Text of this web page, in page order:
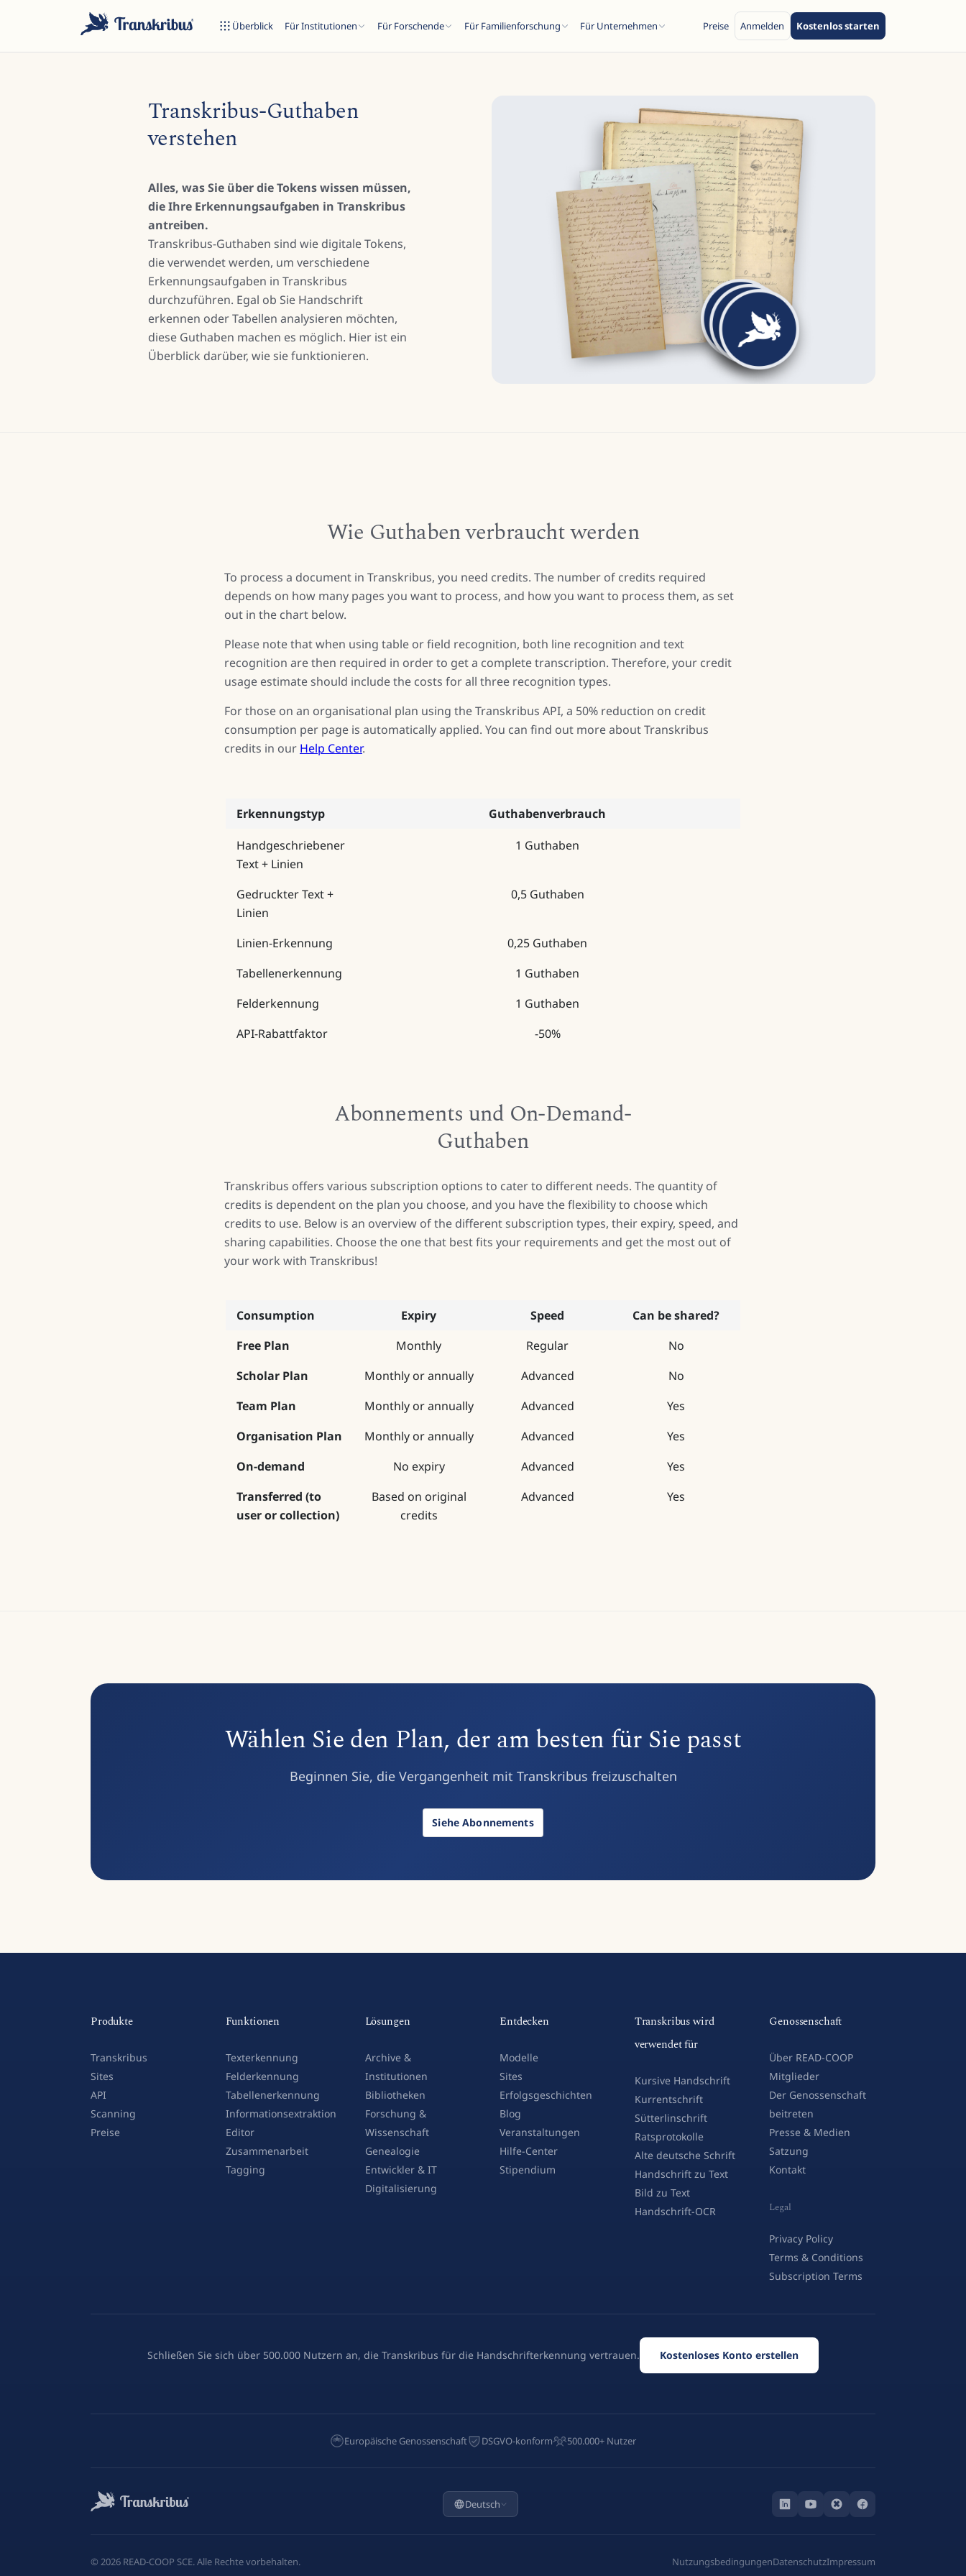
Überblick Für Institutionen Für Forschende Für Familienforschung Für Unternehmen Preise Anmelden Kostenlos starten
Tippen Sie, um in Modellen, Sites und Blog-Beiträgen zu suchen...
Transkribus-Guthaben
verstehen
Alles, was Sie über die Tokens wissen müssen,
die Ihre Erkennungsaufgaben in Transkribus
antreiben.
Transkribus-Guthaben sind wie digitale Tokens,
die verwendet werden, um verschiedene
Erkennungsaufgaben in Transkribus
durchzuführen. Egal ob Sie Handschrift
erkennen oder Tabellen analysieren möchten,
diese Guthaben machen es möglich. Hier ist ein
Überblick darüber, wie sie funktionieren.
Wie Guthaben verbraucht werden
To process a document in Transkribus, you need credits. The number of credits required
depends on how many pages you want to process, and how you want to process them, as set
out in the chart below.
Please note that when using table or field recognition, both line recognition and text
recognition are then required in order to get a complete transcription. Therefore, your credit
usage estimate should include the costs for all three recognition types.
For those on an organisational plan using the Transkribus API, a 50% reduction on credit
consumption per page is automatically applied. You can find out more about Transkribus
credits in our Help Center.
Erkennungstyp
Guthabenverbrauch
Handgeschriebener
Text + Linien
1 Guthaben
Gedruckter Text +
Linien
0,5 Guthaben
Linien-Erkennung
0,25 Guthaben
Tabellenerkennung
1 Guthaben
Felderkennung
1 Guthaben
API-Rabattfaktor
-50%
Abonnements und On-Demand-
Guthaben
Transkribus offers various subscription options to cater to different needs. The quantity of
credits is dependent on the plan you choose, and you have the flexibility to choose which
credits to use. Below is an overview of the different subscription types, their expiry, speed, and
sharing capabilities. Choose the one that best fits your requirements and get the most out of
your work with Transkribus!
Consumption Expiry Speed
Can be shared?
Free Plan
Monthly Regular
No
Scholar Plan
Monthly or annually Advanced
No
Team Plan
Monthly or annually Advanced
Yes
Organisation Plan
Monthly or annually Advanced
Yes
On-demand
No expiry Advanced
Yes
Transferred (to
user or collection)
Based on original
credits
Advanced Yes
Wählen Sie den Plan, der am besten für Sie passt
Beginnen Sie, die Vergangenheit mit Transkribus freizuschalten
Siehe Abonnements
Produkte
Transkribus
Sites
API
Scanning
Preise
Funktionen
Texterkennung
Felderkennung
Tabellenerkennung
Informationsextraktion
Editor
Zusammenarbeit
Tagging
Lösungen
Archive &
Institutionen
Bibliotheken
Forschung &
Wissenschaft
Genealogie
Entwickler & IT
Digitalisierung
Entdecken
Modelle
Sites
Erfolgsgeschichten
Blog
Veranstaltungen
Hilfe-Center
Stipendium
Transkribus wird
verwendet für
Kursive Handschrift
Kurrentschrift
Sütterlinschrift
Ratsprotokolle
Alte deutsche Schrift
Handschrift zu Text
Bild zu Text
Handschrift-OCR
Genossenschaft
Über READ-COOP
Mitglieder
Der Genossenschaft
beitreten
Presse & Medien
Satzung
Kontakt
Legal
Privacy Policy
Terms & Conditions
Subscription Terms
Schließen Sie sich über 500.000 Nutzern an, die Transkribus für die Handschrifterkennung vertrauen. Kostenloses Konto erstellen
Europäische Genossenschaft DSGVO-konform 500.000+ Nutzer
Deutsch
© 2026 READ-COOP SCE. Alle Rechte vorbehalten. NutzungsbedingungenDatenschutzImpressum